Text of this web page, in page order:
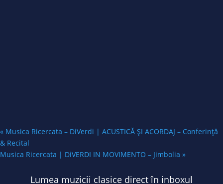
« Musica Ricercata – DiVerdi | ACUSTICĂ ȘI ACORDAJ – Conferință
& Recital
Musica Ricercata | DiVERDI IN MOVIMENTO – Jimbolia »
Lumea muzicii clasice direct în inboxul